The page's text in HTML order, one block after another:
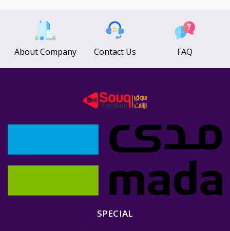
About Company Contact Us FAQ
SPECIAL